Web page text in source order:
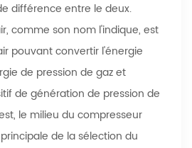
différence entre le deux.
comme son nom l'indique, est
pouvant convertir l'énergie
de pression de gaz et
de génération de pression de
le milieu du compresseur
de la sélection du